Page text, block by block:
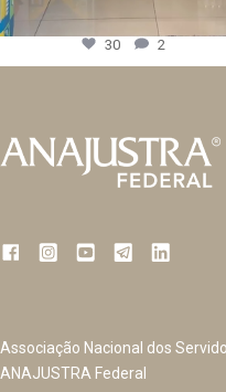
30 2
Associação Nacional dos
ANAJUSTRA Federal